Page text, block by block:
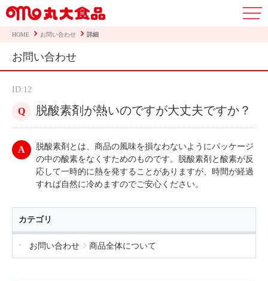
HOME お問い合わせ 詳細
お問い合わせ
ID:12
脱酸素剤が熱いのですが大丈夫ですか？
脱酸素剤とは、商品の風味を損なわないようにパッケージ
の中の酸素をなくすためのものです。脱酸素剤と酸素が反
応して一時的に熱を発することがありますが、時間が経過
すれば自然に冷めますのでご安心ください。
カテゴリ
お問い合わせ 商品全体について